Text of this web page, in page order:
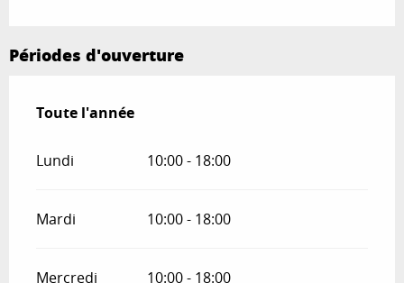
Périodes d'ouverture
Toute l'année
Toute l'année
Lundi 10:00 - 18:00
Mardi 10:00 - 18:00
Mercredi 10:00 - 18:00